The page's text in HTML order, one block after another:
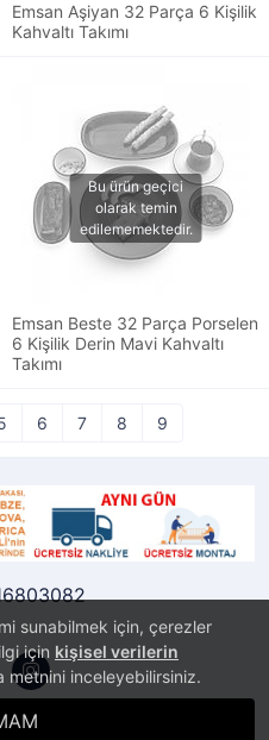
sunabilmek için, çerezler
için kişisel verilerin
metnini inceleyebilirsiniz.
Emsan Aşiyan 32 Parça 6 Kişilik
Kahvaltı Takımı
Emsan Beste 32 Parça Porselen
6 Kişilik Derin Mavi Kahvaltı
Takımı
6 7 8 9